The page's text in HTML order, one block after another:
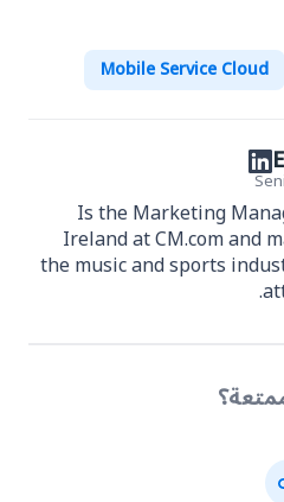
Mobile Service Cloud
Is the Marketing
Ireland at CM.com and
the music and sports